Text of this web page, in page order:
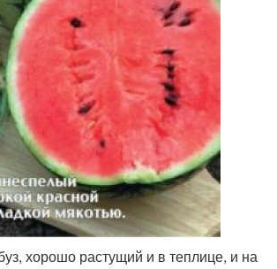
хорошо растущий и в теплице, и на